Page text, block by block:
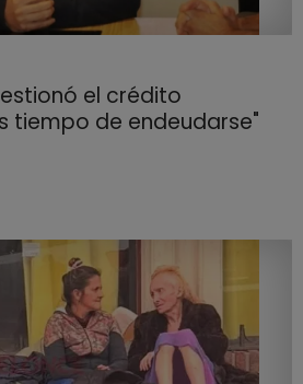
el crédito
tiempo de endeudarse"